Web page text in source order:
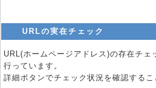
URLの実在チェック
URL(ホームページアドレス)の存在チェ
行っています。
詳細ボタンでチェック状況を確認するこ